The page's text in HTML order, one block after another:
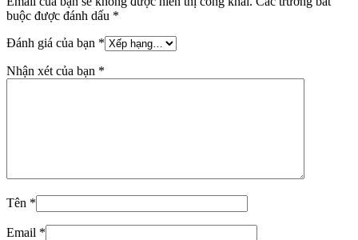
buộc được đánh dấu *
Đánh giá của bạn *
Nhận xét của bạn *
Tên *
Email *